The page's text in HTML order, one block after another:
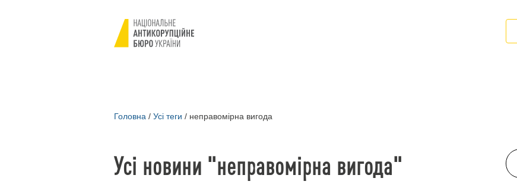
Головна / Усі теги / неправомірна вигода
Усі новини "неправомірна вигода"